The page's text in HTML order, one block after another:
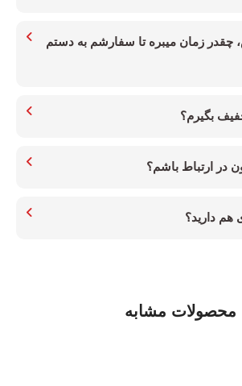
چقدر زمان میبره تا سفارشم به دستم
بگیرم؟
در ارتباط باشم؟
هم دارید؟
محصولات مشابه